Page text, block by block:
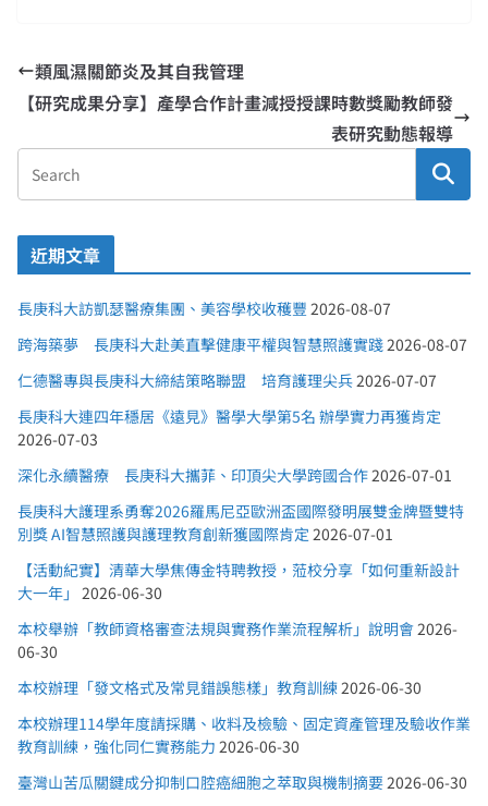
類風濕關節炎及其自我管理
【研究成果分享】產學合作計畫減授授課時數獎勵教師發
表研究動態報導
近期文章
長庚科大訪凱瑟醫療集團、美容學校收穫豐 2026-08-07
跨海築夢 長庚科大赴美直擊健康平權與智慧照護實踐2026-08-07
仁德醫專與長庚科大締結策略聯盟 培育護理尖兵2026-07-07
長庚科大連四年穩居《遠見》醫學大學第5名 辦學實力再獲肯定
2026-07-03
深化永續醫療 長庚科大攜菲、印頂尖大學跨國合作2026-07-01
長庚科大護理系勇奪2026羅馬尼亞歐洲盃國際發明展雙金牌暨雙特
別獎 AI智慧照護與護理教育創新獲國際肯定 2026-07-01
【活動紀實】清華大學焦傳金特聘教授，蒞校分享「如何重新設計
大一年」 2026-06-30
本校舉辦「教師資格審查法規與實務作業流程解析」說明會2026-
06-30
本校辦理「發文格式及常見錯誤態樣」教育訓練2026-06-30
本校辦理114學年度請採購、收料及檢驗、固定資產管理及驗收作業
教育訓練，強化同仁實務能力 2026-06-30
臺灣山苦瓜關鍵成分抑制口腔癌細胞之萃取與機制摘要2026-06-30